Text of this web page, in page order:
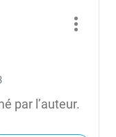
par l’auteur.